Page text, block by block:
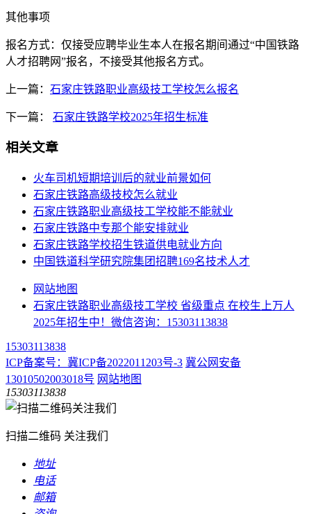
其他事项
报名方式：仅接受应聘毕业生本人在报名期间通过“中国铁路
人才招聘网”报名，不接受其他报名方式。
上一篇： 石家庄铁路职业高级技工学校怎么报名
下一篇： 石家庄铁路学校2025年招生标准
相关文章
火车司机短期培训后的就业前景如何
石家庄铁路高级技校怎么就业
石家庄铁路职业高级技工学校能不能就业
石家庄铁路中专那个能安排就业
石家庄铁路学校招生铁道供电就业方向
中国铁道科学研究院集团招聘169名技术人才
网站地图
石家庄铁路职业高级技工学校 省级重点 在校生上万人
2025年招生中！微信咨询：15303113838
15303113838
ICP备案号：冀ICP备2022011203号-3 冀公网安备
13010502003018号 网站地图
15303113838
扫描二维码 关注我们
地址
电话
邮箱